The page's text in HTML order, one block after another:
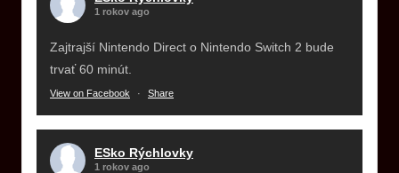
1 rokov ago
Zajtrajší Nintendo Direct o Nintendo Switch 2 bude
trvať 60 minút.
View on Facebook · Share
ESko Rýchlovky
1 rokov ago